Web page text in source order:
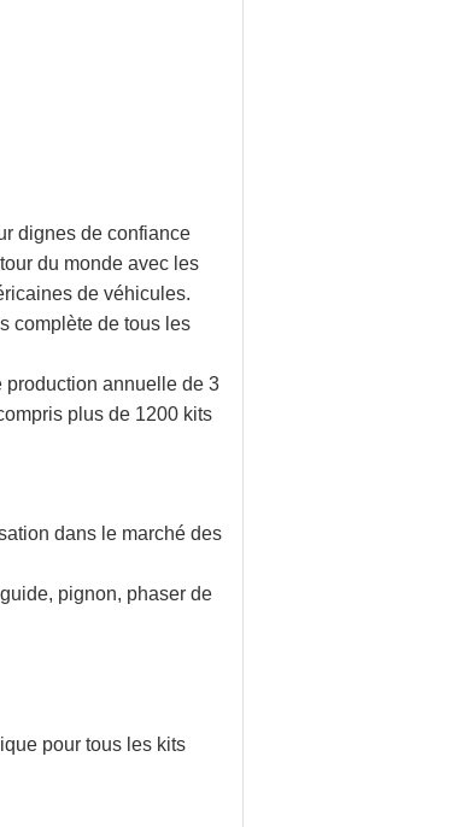
dignes de confiance
du monde avec les
de véhicules.
complète de tous les
production annuelle de 3
plus de 1200 kits
dans le marché des
pignon, phaser de
pour tous les kits